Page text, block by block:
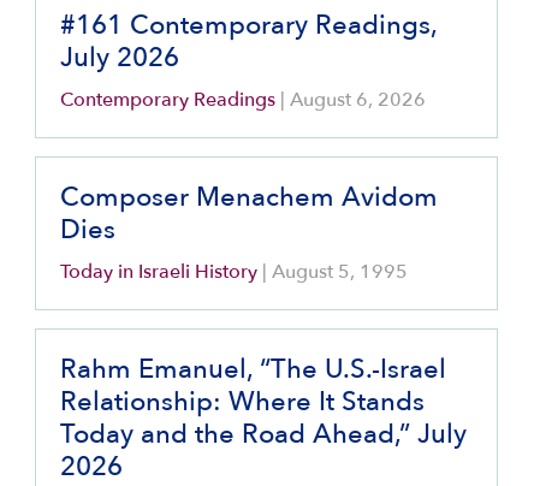
#161 Contemporary Readings,
July 2026
Contemporary Readings | August 6, 2026
Composer Menachem Avidom
Dies
Today in Israeli History | August 5, 1995
Rahm Emanuel, “The U.S.-Israel
Relationship: Where It Stands
Today and the Road Ahead,” July
2026